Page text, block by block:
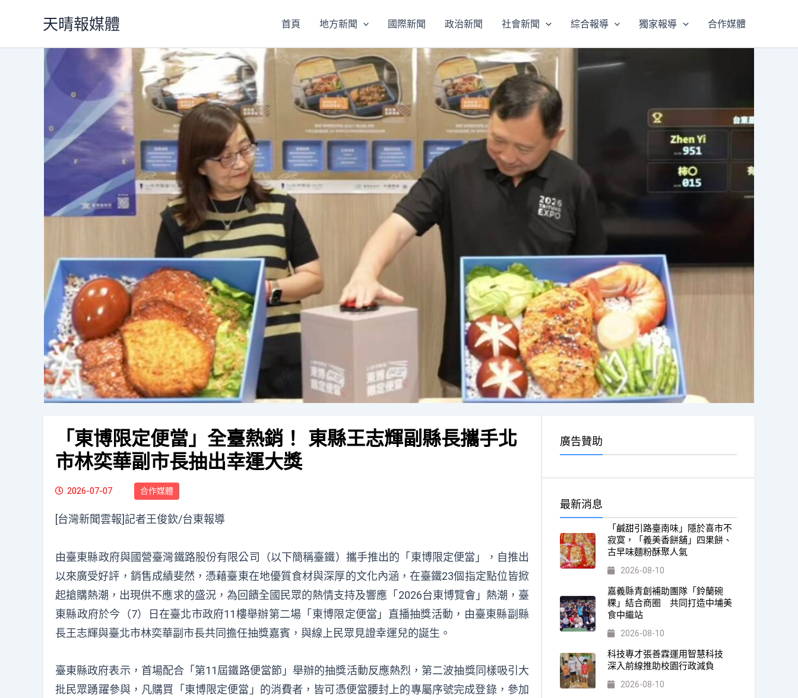
天晴報媒體 首頁 地方新聞 國際新聞 政治新聞 社會新聞 綜合報導 獨家報導 合作媒體
「東博限定便當」全臺熱銷！ 東縣王志輝副縣長攜手北
市林奕華副市長抽出幸運大獎
2026-07-07 合作媒體
[台灣新聞雲報]記者王俊欽/台東報導
由臺東縣政府與國營臺灣鐵路股份有限公司（以下簡稱臺鐵）攜手推出的「東博限定便當」，自推出
以來廣受好評，銷售成績斐然，憑藉臺東在地優質食材與深厚的文化內涵，在臺鐵23個指定點位皆掀
起搶購熱潮，出現供不應求的盛況，為回饋全國民眾的熱情支持及響應「2026台東博覽會」熱潮，臺
東縣政府於今（7）日在臺北市政府11樓舉辦第二場「東博限定便當」直播抽獎活動，由臺東縣副縣
長王志輝與臺北市林奕華副市長共同擔任抽獎嘉賓，與線上民眾見證幸運兒的誕生。
臺東縣政府表示，首場配合「第11屆鐵路便當節」舉辦的抽獎活動反應熱烈，第二波抽獎同樣吸引大
批民眾踴躍參與，凡購買「東博限定便當」的消費者，皆可憑便當腰封上的專屬序號完成登錄，參加
廣告贊助
最新消息
「鹹甜引路臺南味」隱於喜市不
寂寞，「義美香餅舖」四果餅、
古早味麵粉酥聚人氣
2026-08-10
嘉義縣青創補助團隊「鈴蘭碗
粿」結合商圈 共同打造中埔美
食中繼站
2026-08-10
科技專才張善霖運用智慧科技
深入前線推助校園行政減負
2026-08-10